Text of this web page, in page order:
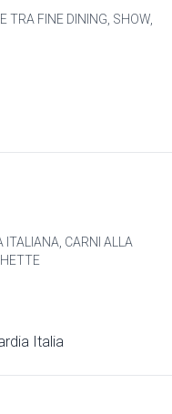
TRA FINE DINING, SHOW,
ITALIANA, CARNI ALLA
Italia